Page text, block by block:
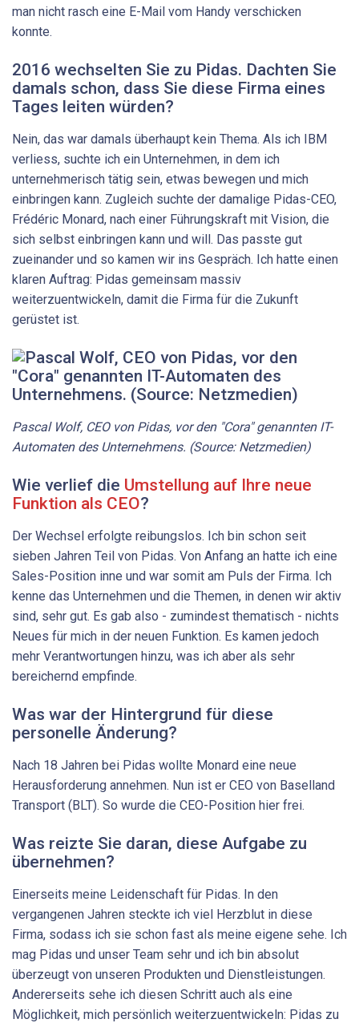
man nicht rasch eine E-Mail vom Handy verschicken
konnte.
2016 wechselten Sie zu Pidas. Dachten Sie
damals schon, dass Sie diese Firma eines
Tages leiten würden?
Nein, das war damals überhaupt kein Thema. Als ich IBM
verliess, suchte ich ein Unternehmen, in dem ich
unternehmerisch tätig sein, etwas bewegen und mich
einbringen kann. Zugleich suchte der damalige Pidas-CEO,
Frédéric Monard, nach einer Führungskraft mit Vision, die
sich selbst einbringen kann und will. Das passte gut
zueinander und so kamen wir ins Gespräch. Ich hatte einen
klaren Auftrag: Pidas gemeinsam massiv
weiterzuentwickeln, damit die Firma für die Zukunft
gerüstet ist.
Pascal Wolf, CEO von Pidas, vor den "Cora" genannten IT-
Automaten des Unternehmens. (Source: Netzmedien)
Wie verlief die Umstellung auf Ihre neue
Funktion als CEO?
Der Wechsel erfolgte reibungslos. Ich bin schon seit
sieben Jahren Teil von Pidas. Von Anfang an hatte ich eine
Sales-Position inne und war somit am Puls der Firma. Ich
kenne das Unternehmen und die Themen, in denen wir aktiv
sind, sehr gut. Es gab also - zumindest thematisch - nichts
Neues für mich in der neuen Funktion. Es kamen jedoch
mehr Verantwortungen hinzu, was ich aber als sehr
bereichernd empfinde.
Was war der Hintergrund für diese
personelle Änderung?
Nach 18 Jahren bei Pidas wollte Monard eine neue
Herausforderung annehmen. Nun ist er CEO von Baselland
Transport (BLT). So wurde die CEO-Position hier frei.
Was reizte Sie daran, diese Aufgabe zu
übernehmen?
Einerseits meine Leidenschaft für Pidas. In den
vergangenen Jahren steckte ich viel Herzblut in diese
Firma, sodass ich sie schon fast als meine eigene sehe. Ich
mag Pidas und unser Team sehr und ich bin absolut
überzeugt von unseren Produkten und Dienstleistungen.
Andererseits sehe ich diesen Schritt auch als eine
Möglichkeit, mich persönlich weiterzuentwickeln: Pidas zu